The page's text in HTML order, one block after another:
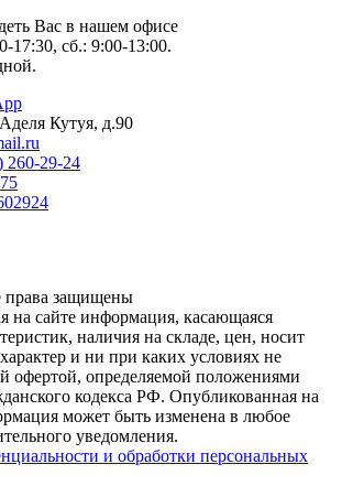
Вас в нашем офисе
17:30, сб.: 9:00-13:00.
Кутуя, д.90
260-29-24
защищены
на сайте информация, касающаяся
наличия на складе, цен, носит
и ни при каких условиях не
офертой, определяемой положениями
кодекса РФ. Опубликованная на
может быть изменена в любое
уведомления.
и обработки персональных